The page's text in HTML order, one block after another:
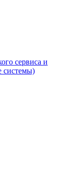
сервиса и
системы)